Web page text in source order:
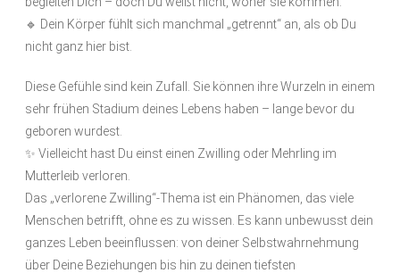
🔹 Dein Körper fühlt sich manchmal „getrennt“ an, als ob Du
nicht ganz hier bist.
Diese Gefühle sind kein Zufall. Sie können ihre Wurzeln in einem
sehr frühen Stadium deines Lebens haben – lange bevor du
geboren wurdest.
✨ Vielleicht hast Du einst einen Zwilling oder Mehrling im
Mutterleib verloren.
Das „verlorene Zwilling“-Thema ist ein Phänomen, das viele
Menschen betrifft, ohne es zu wissen. Es kann unbewusst dein
ganzes Leben beeinflussen: von deiner Selbstwahrnehmung
über Deine Beziehungen bis hin zu deinen tiefsten